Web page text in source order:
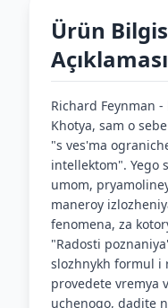
Ürün
Richard Feynman
Khotya, sam o
"s ves'ma
intellektom". Yego
umom,
maneroy
fenomena, za
"Radosti
slozhnykh formul i
provedete vremya
uchenogo, dadite